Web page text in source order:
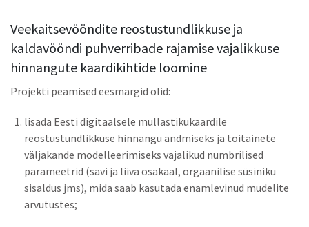
Veekaitsevööndite reostustundlikkuse ja
kaldavööndi puhverribade rajamise vajalikkuse
hinnangute kaardikihtide loomine
Projekti peamised eesmärgid olid:
lisada Eesti digitaalsele mullastikukaardile
reostustundlikkuse hinnangu andmiseks ja toitainete
väljakande modelleerimiseks vajalikud numbrilised
parameetrid (savi ja liiva osakaal, orgaanilise süsiniku
sisaldus jms), mida saab kasutada enamlevinud mudelite
arvutustes;